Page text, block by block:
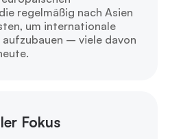
regelmäßig nach Asien
um internationale
– viele davon
Fokus